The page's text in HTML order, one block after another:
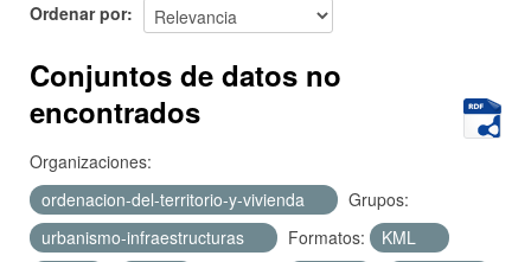
Acerca de
Ordenar por
Conjuntos de datos no
encontrados
Organizaciones:
ordenacion-del-territorio-y-vivienda
Grupos:
urbanismo-infraestructuras
Formatos:
KML